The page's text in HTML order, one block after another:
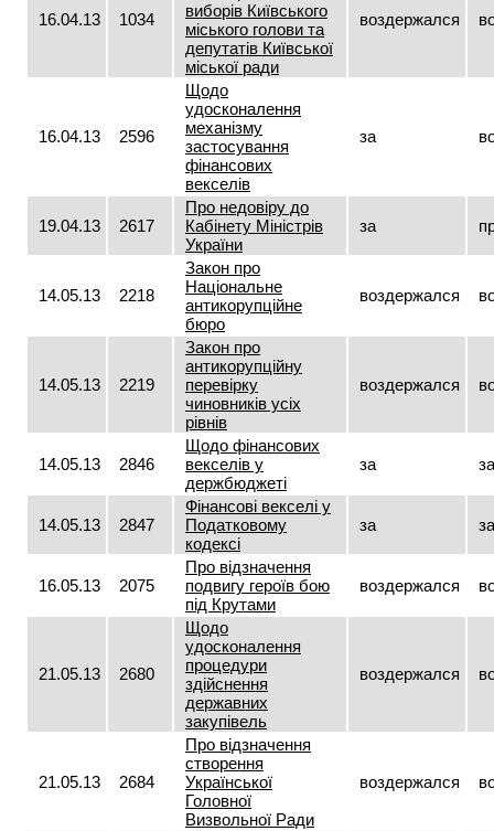
16.04.13 1034
виборів Київського
міського голови та
депутатів Київської
міської ради
воздержался
16.04.13 2596
Щодо
удосконалення
механізму
застосування
фінансових
векселів
за
19.04.13 2617
Про недовіру до
Кабінету Міністрів
України
за
14.05.13 2218
Закон про
Національне
антикорупційне
бюро
воздержался
14.05.13 2219
Закон про
антикорупційну
перевірку
чиновників усіх
рівнів
воздержался
14.05.13 2846
Щодо фінансових
векселів у
держбюджеті
за за
14.05.13 2847
Фінансові векселі у
Податковому
кодексі
за за
16.05.13 2075
Про відзначення
подвигу героїв бою
під Крутами
воздержался
21.05.13 2680
Щодо
удосконалення
процедури
здійснення
державних
закупівель
воздержался
21.05.13 2684
Про відзначення
створення
Української
Головної
Визвольної Ради
воздержался